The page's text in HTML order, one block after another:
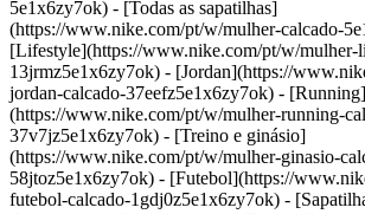
5e1x6zy7ok) - [Todas as sapatilhas]
(https://www.nike.com/pt/w/mulher-calcado-
[Lifestyle](https://www.nike.com/pt/w/mulher-
13jrmz5e1x6zy7ok) - [Jordan](https://
jordan-calcado-37eefz5e1x6zy7ok) - [Running]
(https://www.nike.com/pt/w/mulher-running-
37v7jz5e1x6zy7ok) - [Treino e ginásio]
(https://www.nike.com/pt/w/mulher-ginasio-
58jtoz5e1x6zy7ok) - [Futebol](https://
futebol-calcado-1gdj0z5e1x6zy7ok) -